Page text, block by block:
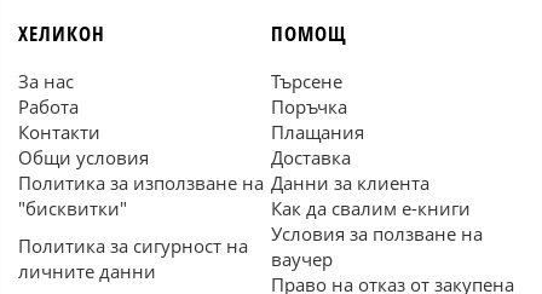
ХЕЛИКОН
За нас
Работа
Контакти
Общи условия
Политика за използване на
"бисквитки"
Политика за сигурност на
личните данни
ПОМОЩ
Търсене
Поръчка
Плащания
Доставка
Данни за клиента
Как да свалим е-книги
Условия за ползване на
ваучер
Право на отказ от закупена